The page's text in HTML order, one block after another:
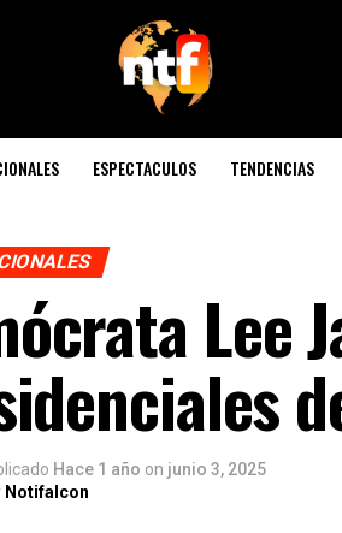
ESPECTACULOS TENDENCIAS
Lee
Hace 1 año on junio 3, 2025
Notifalcon